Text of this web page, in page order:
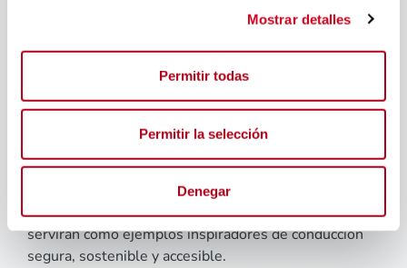
Mostrar detalles
Permitir todas
Permitir la selección
Denegar
fase adicional que busca mantener viva la reflexión
vehículos autónomos, accesibles y/o sostenibles,
aplicando conocimientos científicos, creatividad e
compartirán en la página web del
www.iniciativavolvo.es
voto y la retroalimentación de sus compañeros y
servirán como ejemplos inspiradores de conducción
segura, sostenible y accesible.